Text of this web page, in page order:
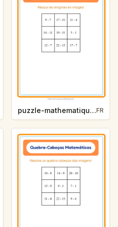
puzzle-mathematique-soustraction-vie-oceanique-4fe9FR